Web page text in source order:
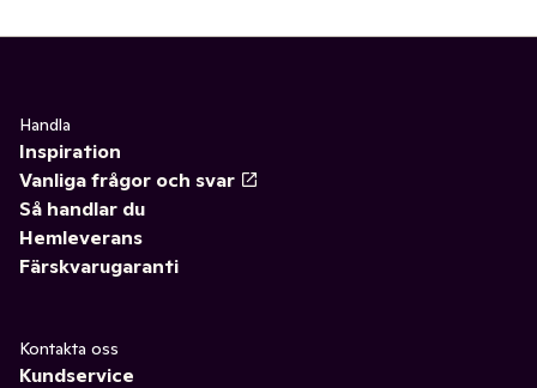
Handla
Inspiration
Vanliga frågor och svar
Så handlar du
Hemleverans
Färskvarugaranti
Kontakta oss
Kundservice